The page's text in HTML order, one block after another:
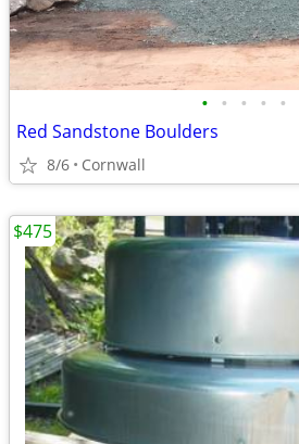
• • • • •
Red Sandstone Boulders
8/6 Cornwall
$475